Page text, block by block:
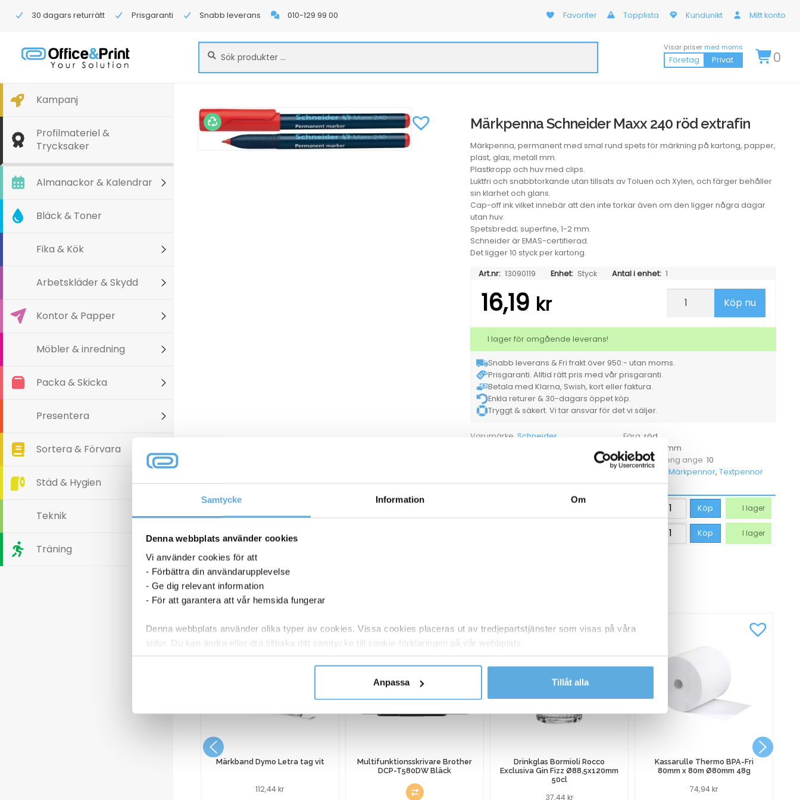
Samtycke Information Om
Denna webbplats använder cookies
Vi använder cookies för att
- Förbättra din användarupplevelse
- Ge dig relevant information
- För att garantera att vår hemsida fungerar
Denna webbplats använder olika typer av cookies. Vissa cookies placeras ut av tredjepartstjänster som visas på våra
sidor. Du kan ändra eller dra tillbaka ditt samtycke till cookie-förklaringen på vår webbplats.
Anpassa
Tillåt alla
30 dagars returrätt Prisgaranti Snabb leverans 010-129 99 00 Favoriter Topplista Kundunikt Mitt konto
Sök
efter:
Sök Visar priser med moms
Företag Privat 0
Kampanj
Profilmateriel &
Trycksaker
Almanackor & Kalendrar
Bläck & Toner
Fika & Kök
Arbetskläder & Skydd
Kontor & Papper
Möbler & inredning
Packa & Skicka
Presentera
Sortera & Förvara
Städ & Hygien
Teknik
Träning
Märkpenna Schneider Maxx 240 röd extrafin
Märkpenna, permanent med smal rund spets för märkning på kartong, papper,
plast, glas, metall mm.
Plastkropp och huv med clips.
Luktfri och snabbtorkande utan tillsats av Toluen och Xylen, och färger behåller
sin klarhet och glans.
Cap-off ink vilket innebär att den inte torkar även om den ligger några dagar
utan huv.
Spetsbredd; superfine, 1-2 mm.
Schneider är EMAS-certifierad.
Det ligger 10 styck per kartong.
Art.nr: 13090119 Enhet: Styck Antal i enhet: 1
16,19 kr
Märkpenna
Schneider
240
extrafin
mängd
Köp nu
I lager för omgående leverans!
Snabb leverans & Fri frakt över 950:- utan moms.
Prisgaranti. Alltid rätt pris med vår prisgaranti.
Betala med Klarna, Swish, kort eller faktura.
Enkla returer & 30-dagars öppet köp.
Tryggt & säkert. Vi tar ansvar för det vi säljer.
Varumärke Schneider Färg röd
mm
För hel kartong ange 10
Märkpennor,Textpennor
Varianter
Köp I lager
Köp I lager
Märkband Dymo Letra tag vit
112,44kr
Multifunktionsskrivare Brother
DCP-T580DW Bläck
Drinkglas Bormioli Rocco
Exclusiva Gin Fizz Ø88,5x120mm
50cl
37,44kr
Kassarulle Thermo BPA-Fri
80mm x 80m Ø80mm 48g
74,94kr